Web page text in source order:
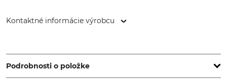
Kontaktné informácie výrobcu
Rossleithen, Austria, www.schroeckenfux.at
Podrobnosti o položke